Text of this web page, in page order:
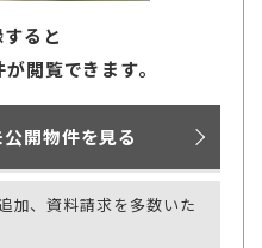
ると
閲覧できます。
開物件を見る
加、資料請求を多数いた